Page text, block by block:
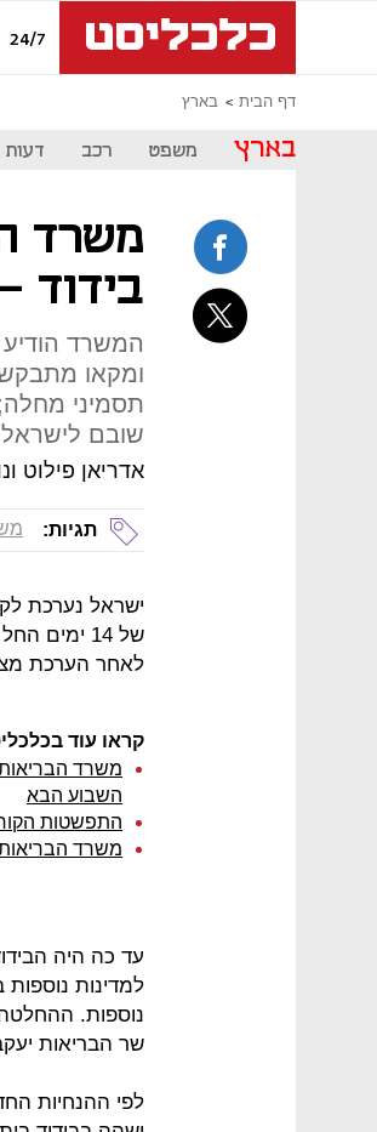
24/7
דף הבית בארץ
בארץ משפט רכב דעות
משרד
בידוד
המשרד הודיע
ומקאו
תסמיני מחלה;
שובם
אדריאן פילוט
תגיות:
ישראל נערכת
של 14 ימים החל ממועד חזרתם לארץ - כך הודיע היום משרד הבריאות,
לאחר הערכת
קראו עוד
משרד
השבוע הבא
התפשטות
משרד הבריאות
עד כה היה
למדינות
נוספות.
שר הבריאות
לפי ההנחיות